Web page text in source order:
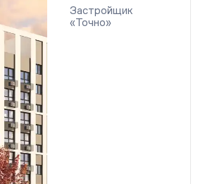
Застройщик
«Точно»